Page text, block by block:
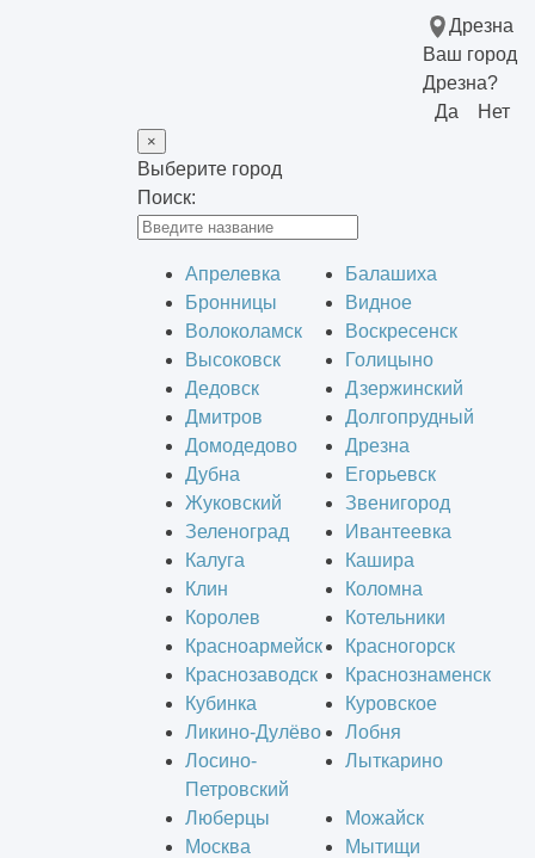
Дрезна
Ваш город
Дрезна?
Да
Нет
×
Выберите город
Поиск:
Апрелевка
Балашиха
Бронницы
Видное
Волоколамск
Воскресенск
Высоковск
Голицыно
Дедовск
Дзержинский
Дмитров
Долгопрудный
Домодедово
Дрезна
Дубна
Егорьевск
Жуковский
Звенигород
Зеленоград
Ивантеевка
Калуга
Кашира
Клин
Коломна
Королев
Котельники
Красноармейск
Красногорск
Краснозаводск
Краснознаменск
Кубинка
Куровское
Ликино-Дулёво
Лобня
Лосино-
Петровский
Лыткарино
Люберцы
Можайск
Москва
Мытищи